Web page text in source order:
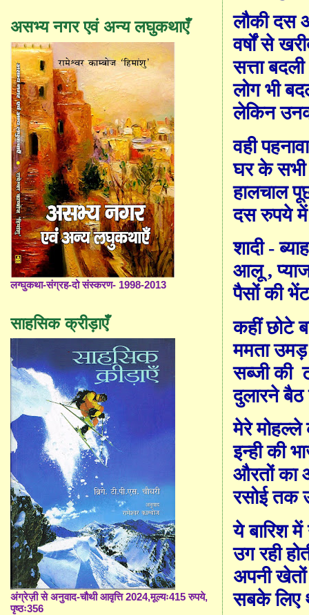
लौकी दस
वर्षों से
सत्ता बदली
लोग भी
लेकिन
वही
घर के सभी
हालचाल
दस रुपयेमें
शादी -
आलू,
पैसोंकीभेंट
कहीं छोटे
ममता
सब्जी की
दुलारने
मेरे मोहल्ले
इन्ही की
औरतों का
रसोई तक
ये बारिश
उग रही
अपनी
सबके लिए
असभ्य नगर एवं अन्य लघुकथाएँ
लग्घुकथा-संग्रह-दो संस्करण- 1998-2013
साहसिक क्रीड़ाएँ
अंग्रेज़ी से अनुवाद-चौथी आवृत्ति 2024,मूल्यः415 रुपये,
पृष्ठः356